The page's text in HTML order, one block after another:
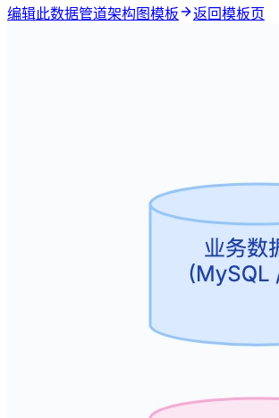
编辑此数据管道架构图模板 返回模板页